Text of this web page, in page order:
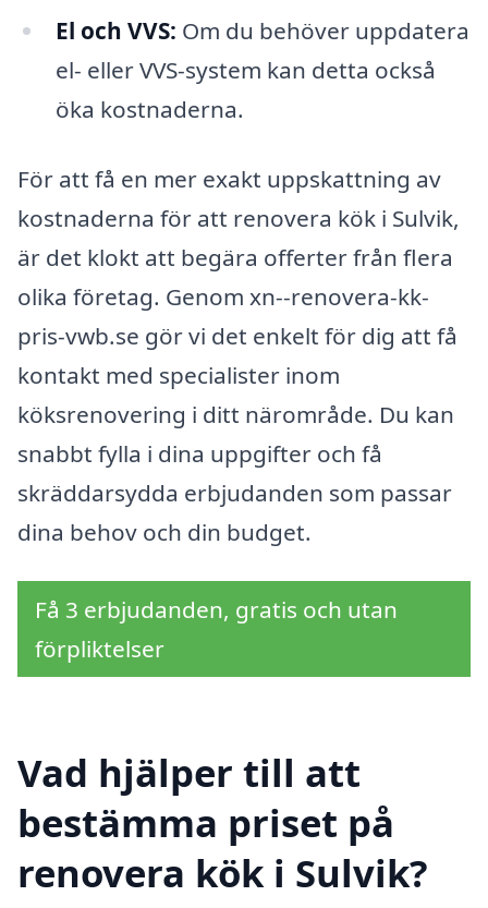
El och VVS: Om du behöver uppdatera
el- eller VVS-system kan detta också
öka kostnaderna.
För att få en mer exakt uppskattning av
kostnaderna för att renovera kök i Sulvik,
är det klokt att begära offerter från flera
olika företag. Genom xn--renovera-kk-
pris-vwb.se gör vi det enkelt för dig att få
kontakt med specialister inom
köksrenovering i ditt närområde. Du kan
snabbt fylla i dina uppgifter och få
skräddarsydda erbjudanden som passar
dina behov och din budget.
Få 3 erbjudanden, gratis och utan
förpliktelser
Vad hjälper till att
bestämma priset på
renovera kök i Sulvik?